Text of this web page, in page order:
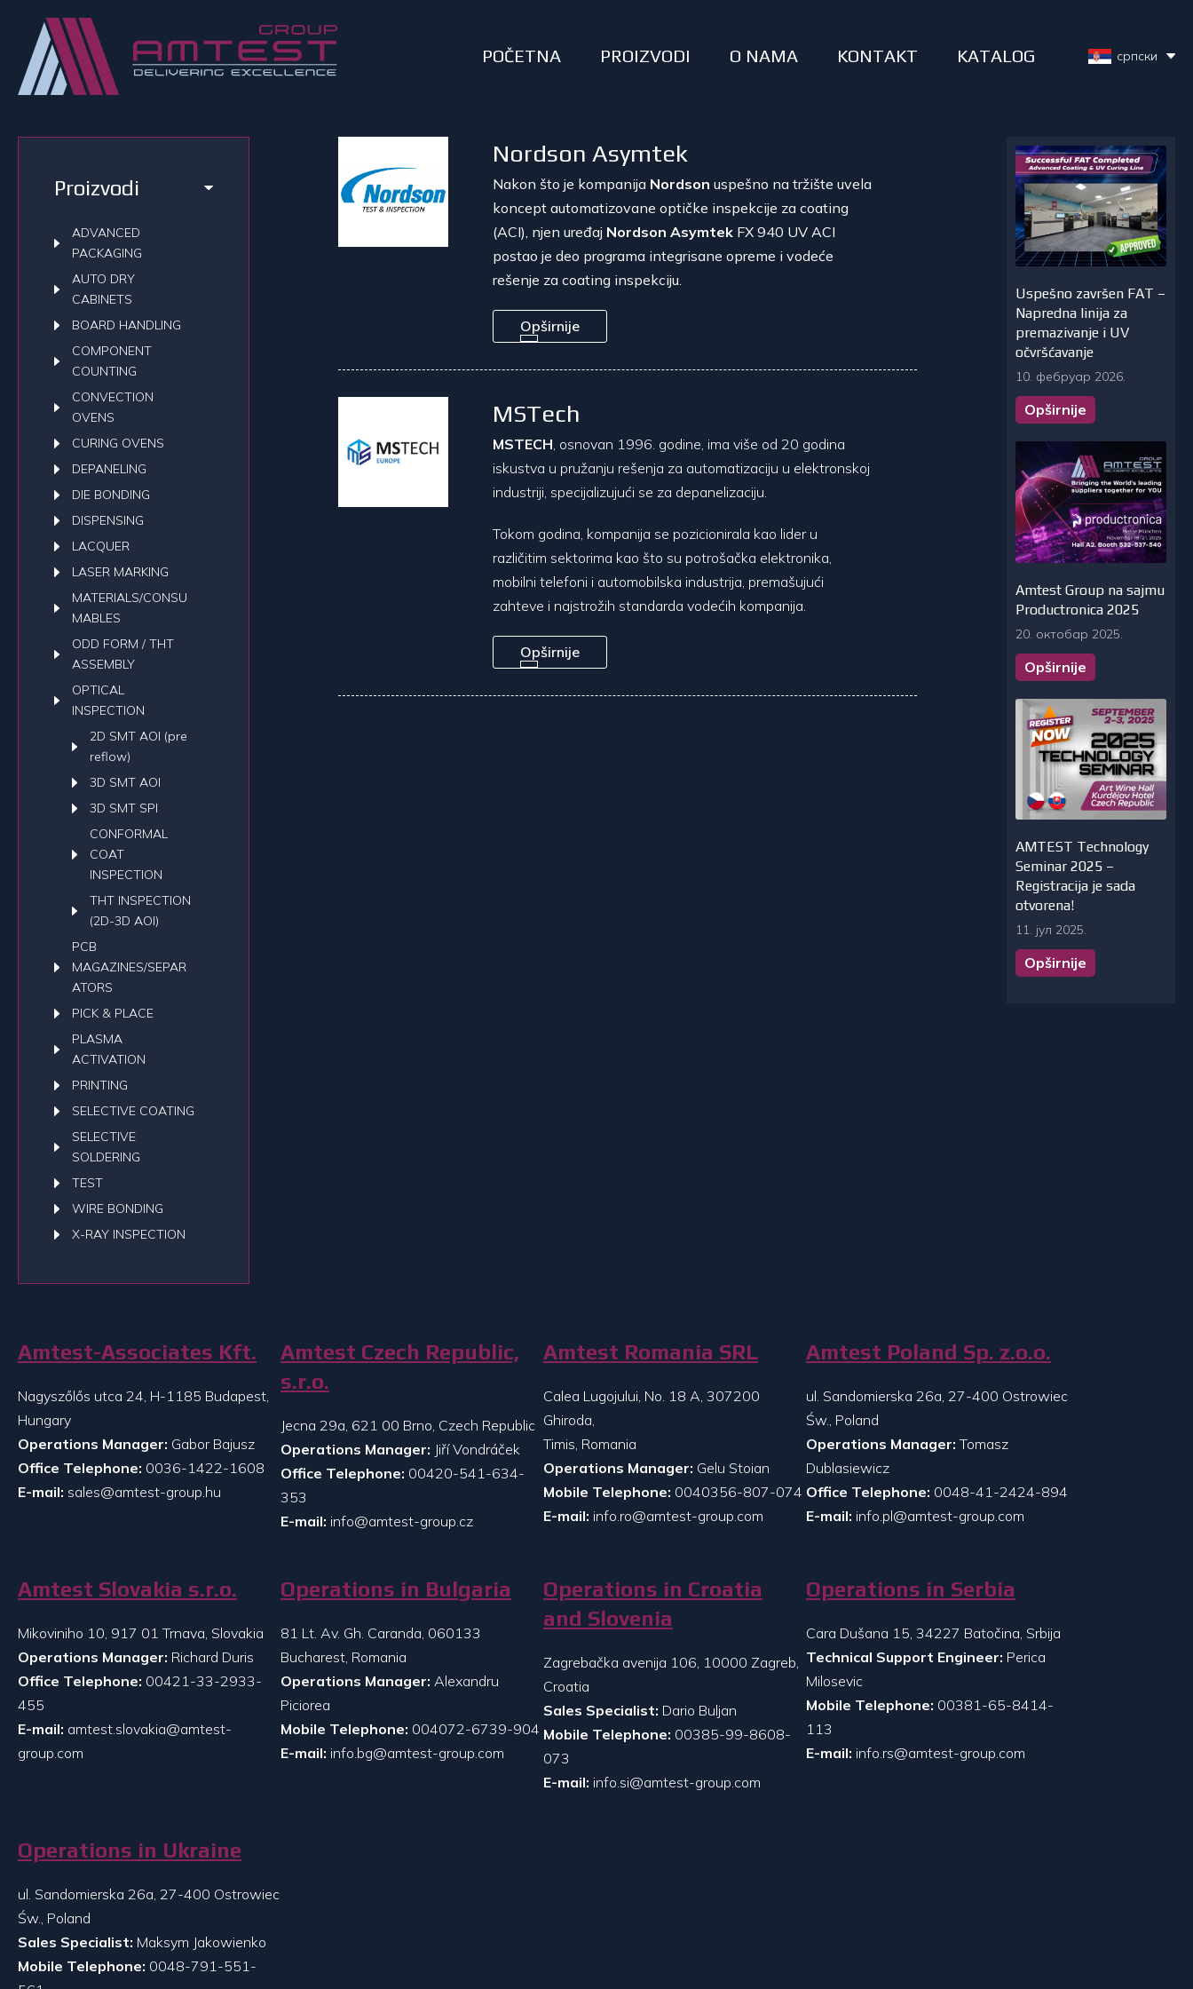
POČETNA PROIZVODI O NAMA KONTAKT KATALOG српски
Proizvodi
ADVANCED
PACKAGING
AUTO DRY
CABINETS
BOARD HANDLING
COMPONENT
COUNTING
CONVECTION
OVENS
CURING OVENS
DEPANELING
DIE BONDING
DISPENSING
LACQUER
LASER MARKING
MATERIALS/CONSU
MABLES
ODD FORM / THT
ASSEMBLY
OPTICAL
INSPECTION
2D SMT AOI (pre
reflow)
3D SMT AOI
3D SMT SPI
CONFORMAL
COAT
INSPECTION
THT INSPECTION
(2D-3D AOI)
PCB
MAGAZINES/SEPAR
ATORS
PICK & PLACE
PLASMA
ACTIVATION
PRINTING
SELECTIVE COATING
SELECTIVE
SOLDERING
TEST
WIRE BONDING
X-RAY INSPECTION
Nordson Asymtek
Nakon što je kompanija Nordson uspešno na tržište uvela
koncept automatizovane optičke inspekcije za coating
(ACI), njen uređaj Nordson Asymtek FX 940 UV ACI
postao je deo programa integrisane opreme i vodeće
rešenje za coating inspekciju.
Opširnije
MSTech
MSTECH, osnovan 1996. godine, ima više od 20 godina
iskustva u pružanju rešenja za automatizaciju u elektronskoj
industriji, specijalizujući se za depanelizaciju.
Tokom godina, kompanija se pozicionirala kao lider u
različitim sektorima kao što su potrošačka elektronika,
mobilni telefoni i automobilska industrija, premašujući
zahteve i najstrožih standarda vodećih kompanija.
Opširnije
Uspešno završen FAT –
Napredna linija za
premazivanje i UV
očvršćavanje
10. фебруар 2026.
Opširnije
Amtest Group na sajmu
Productronica 2025
20. октобар 2025.
Opširnije
AMTEST Technology
Seminar 2025 –
Registracija je sada
otvorena!
11. јул 2025.
Opširnije
Amtest-Associates Kft.
Nagyszőlős utca 24, H-1185 Budapest,
Hungary
Operations Manager: Gabor Bajusz
Office Telephone: 0036-1422-1608
E-mail: sales@amtest-group.hu
Amtest Czech Republic,
s.r.o.
Jecna 29a, 621 00 Brno, Czech Republic
Operations Manager: Jiří Vondráček
Office Telephone: 00420-541-634-
353
E-mail: info@amtest-group.cz
Amtest Romania SRL
Calea Lugojului, No. 18 A, 307200
Ghiroda,
Timis, Romania
Operations Manager: Gelu Stoian
Mobile Telephone: 0040356-807-074
E-mail: info.ro@amtest-group.com
Amtest Poland Sp. z.o.o.
ul. Sandomierska 26a, 27-400 Ostrowiec
Św., Poland
Operations Manager: Tomasz
Dublasiewicz
Office Telephone: 0048-41-2424-894
E-mail: info.pl@amtest-group.com
Amtest Slovakia s.r.o.
Mikoviniho 10, 917 01 Trnava, Slovakia
Operations Manager: Richard Duris
Office Telephone: 00421-33-2933-
455
E-mail: amtest.slovakia@amtest-
group.com
Operations in Bulgaria
81 Lt. Av. Gh. Caranda, 060133
Bucharest, Romania
Operations Manager: Alexandru
Piciorea
Mobile Telephone: 004072-6739-904
E-mail: info.bg@amtest-group.com
Operations in Croatia
and Slovenia
Zagrebačka avenija 106, 10000 Zagreb,
Croatia
Sales Specialist: Dario Buljan
Mobile Telephone: 00385-99-8608-
073
E-mail: info.si@amtest-group.com
Operations in Serbia
Cara Dušana 15, 34227 Batočina, Srbija
Technical Support Engineer: Perica
Milosevic
Mobile Telephone: 00381-65-8414-
113
E-mail: info.rs@amtest-group.com
Operations in Ukraine
ul. Sandomierska 26a, 27-400 Ostrowiec
Św., Poland
Sales Specialist: Maksym Jakowienko
Mobile Telephone: 0048-791-551-